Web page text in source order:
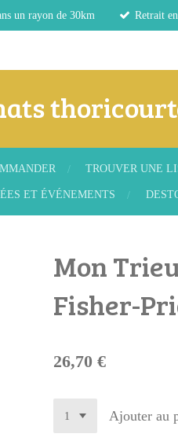
un rayon de 30km Retrait
TROUVER UNE
ET ÉVÉNEMENTS
Mon
Fisher-
26,70 €
Ajouter au